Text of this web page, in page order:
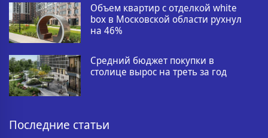
Объем квартир с отделкой white
box в Московской области рухнул
на 46%
Средний бюджет покупки в
столице вырос на треть за год
Последние статьи